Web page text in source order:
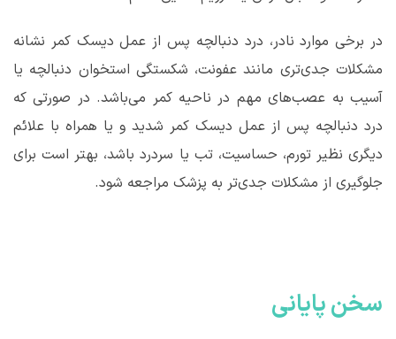
در برخی موارد نادر، درد دنبالچه پس از عمل دیسک کمر نشانه
مشکلات جدی‌تری مانند عفونت، شکستگی استخوان دنبالچه یا
آسیب به عصب‌های مهم در ناحیه کمر می‌باشد. در صورتی که
درد دنبالچه پس از عمل دیسک کمر شدید و یا همراه با علائم
دیگری نظیر تورم، حساسیت، تب یا سردرد باشد، بهتر است برای
جلوگیری از مشکلات جدی‌تر به پزشک مراجعه شود.
سخن پایانی